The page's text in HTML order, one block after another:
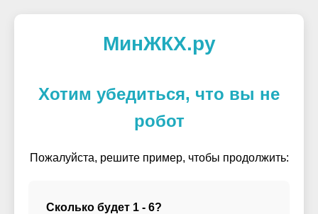
МинЖКХ.ру
Хотим убедиться, что вы не
робот
Пожалуйста, решите пример, чтобы продолжить:
Сколько будет 1 - 6?